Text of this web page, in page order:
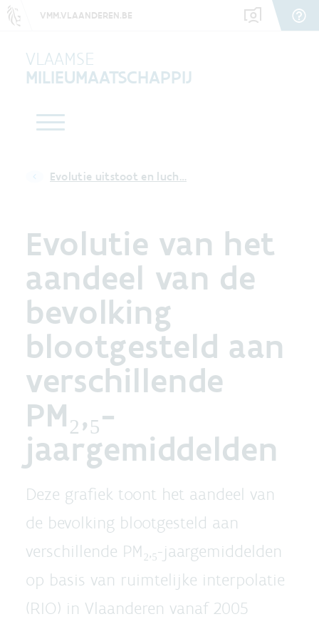
VMM.VLAANDEREN.BE
VLAAMSE
MILIEUMAATSCHAPPIJ
Evolutie uitstoot en luch…
Evolutie van het
aandeel van de
bevolking
blootgesteld aan
verschillende
PM₂,₅-
jaargemiddelden
Deze grafiek toont het aandeel van
de bevolking blootgesteld aan
verschillende PM₂,₅-jaargemiddelden
op basis van ruimtelijke interpolatie
(RIO) in Vlaanderen vanaf 2005